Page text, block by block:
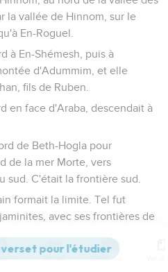
la vallée de Hinnom, sur le
En-Roguel.
à En-Shémesh, puis à
d'Adummim, et elle
fils de Ruben.
en face d'Araba, descendait à
de Beth-Hogla pour
de la mer Morte, vers
sud. C'était la frontière sud.
formait la limite. Tel fut
avec ses frontières de
de Benjamin étaient
Commentaires Strong